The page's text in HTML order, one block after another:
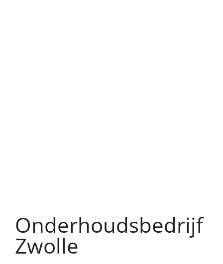
Onderhoudsbedrijf
Zwolle
partners kunnen deze gegevens combineren met andere
informatie die u aan ze heeft verstrekt of die ze hebben
verzameld op basis van uw gebruik van hun services